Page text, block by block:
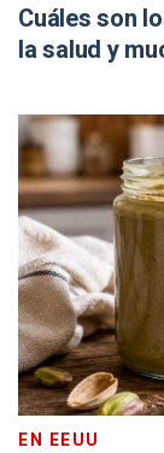
Cuáles son
la salud y
EN EEUU